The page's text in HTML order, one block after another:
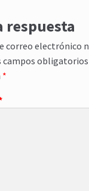
respuesta
correo electrónico
campos
*